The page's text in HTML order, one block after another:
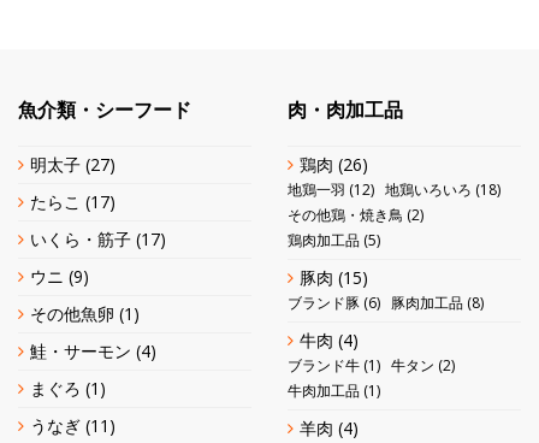
魚介類・シーフード
明太子 (27)
たらこ (17)
いくら・筋子 (17)
ウニ (9)
その他魚卵 (1)
鮭・サーモン (4)
まぐろ (1)
うなぎ (11)
肉・肉加工品
鶏肉 (26)
地鶏一羽 (12) 地鶏いろいろ (18)
その他鶏・焼き鳥 (2)
鶏肉加工品 (5)
豚肉 (15)
ブランド豚 (6) 豚肉加工品 (8)
牛肉 (4)
ブランド牛 (1) 牛タン (2)
牛肉加工品 (1)
羊肉 (4)